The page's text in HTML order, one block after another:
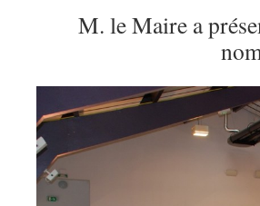
M. le Maire a